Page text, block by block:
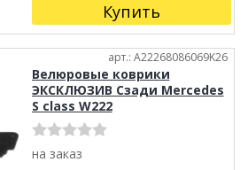
Купить
арт.: A22268086069K26
Велюровые коврики
ЭКСКЛЮЗИВ Сзади Mercedes
S class W222
на заказ